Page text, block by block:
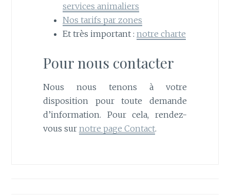
services animaliers
Nos tarifs par zones
Et très important : notre charte
Pour nous contacter
Nous nous tenons à votre
disposition pour toute demande
d’information. Pour cela, rendez-
vous sur notre page Contact.